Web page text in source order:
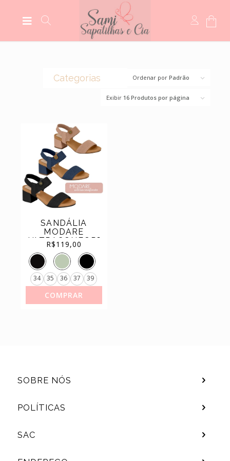
Ordenar porPadrão
Exibir 16 Produtos por página
SANDÁLIA
MODARE
ULTRACONFORTO
SALTO
GROSSO
ELÁSTICO
7187.100
R$119,00
34 35 36 37 39
COMPRAR
Categorias
BOTAS
MEIAS(5)
MOCASSIM
SANDÁLIAS (118)
SCARPINS
SAPATILHAS
TÊNIS(44)
SOBRE NÓS
POLÍTICAS
SAC